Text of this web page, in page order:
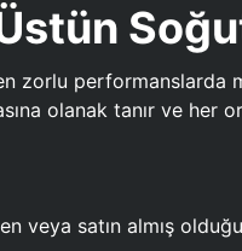
zorlu performanslarda
olanak tanır ve her
veya satın almış